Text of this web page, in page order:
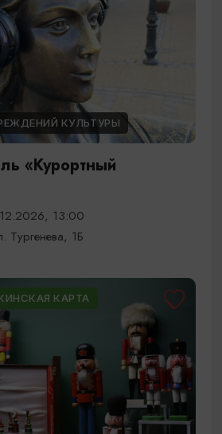
КУЛЬТУРЫ
«Курортный
13:00
Тургенева, 1Б
КАРТА